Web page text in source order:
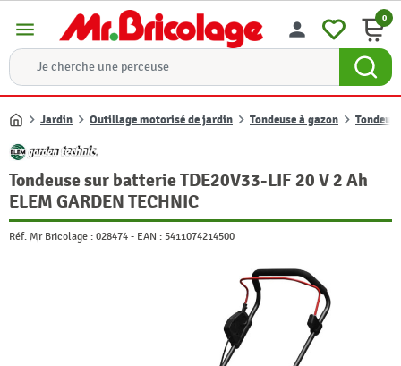
menu person 0
Accueil
Jardin Outillage motorisé de jardin Tondeuse à gazon
Tondeuse sur batterie TDE20V33-LIF 20 V 2 Ah
ELEM GARDEN TECHNIC
Réf. Mr Bricolage : 028474 - EAN : 5411074214500